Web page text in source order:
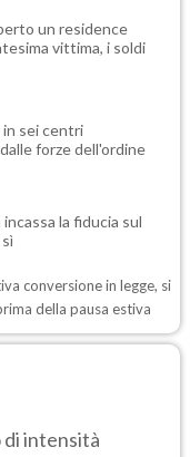
un residence
vittima, i soldi
in sei centri
forze dell'ordine
la fiducia sul
conversione in legge, si
della pausa estiva
di intensità